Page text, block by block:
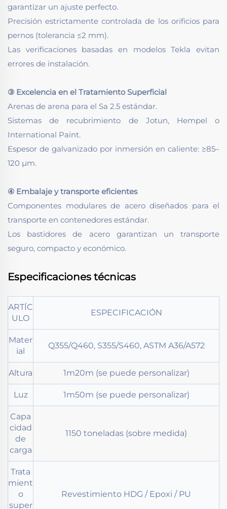
garantizar un ajuste perfecto.
Precisión estrictamente controlada de los orificios para
pernos (tolerancia ≤2 mm).
Las verificaciones basadas en modelos Tekla evitan
errores de instalación.
③ Excelencia en el Tratamiento Superficial
Arenas de arena para el Sa 2.5 estándar.
Sistemas de recubrimiento de Jotun, Hempel o
International Paint.
Espesor de galvanizado por inmersión en caliente: ≥85–
120 µm.
④ Embalaje y transporte eficientes
Componentes modulares de acero diseñados para el
transporte en contenedores estándar.
Los bastidores de acero garantizan un transporte
seguro, compacto y económico.
Especificaciones técnicas
ARTÍC
ULO
ESPECIFICACIÓN
Mater
ial
Q355/Q460, S355/S460, ASTM A36/A572
Altura 1m20m (se puede personalizar)
Luz 1m50m (se puede personalizar)
Capa
cidad
de
carga
1150 toneladas (sobre medida)
Trata
mient
o
super
Revestimiento HDG / Epoxi / PU